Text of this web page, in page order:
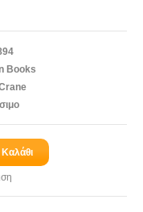
Books
Καλάθι